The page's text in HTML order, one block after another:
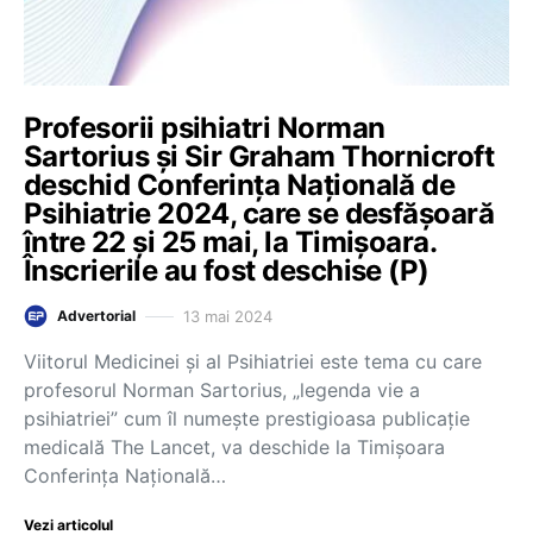
Profesorii psihiatri Norman
Sartorius și Sir Graham Thornicroft
deschid Conferința Națională de
Psihiatrie 2024, care se desfășoară
între 22 și 25 mai, la Timișoara.
Înscrierile au fost deschise (P)
Advertorial 13 mai 2024
Viitorul Medicinei și al Psihiatriei este tema cu care
profesorul Norman Sartorius, „legenda vie a
psihiatriei” cum îl numește prestigioasa publicație
medicală The Lancet, va deschide la Timișoara
Conferința Națională…
Vezi articolul